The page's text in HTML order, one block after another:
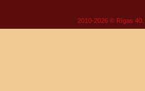
2010-2026 © Rīgas